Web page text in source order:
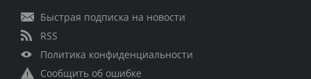
Быстрая подписка на новости
RSS
Политика конфиденциальности
Сообщить об ошибке